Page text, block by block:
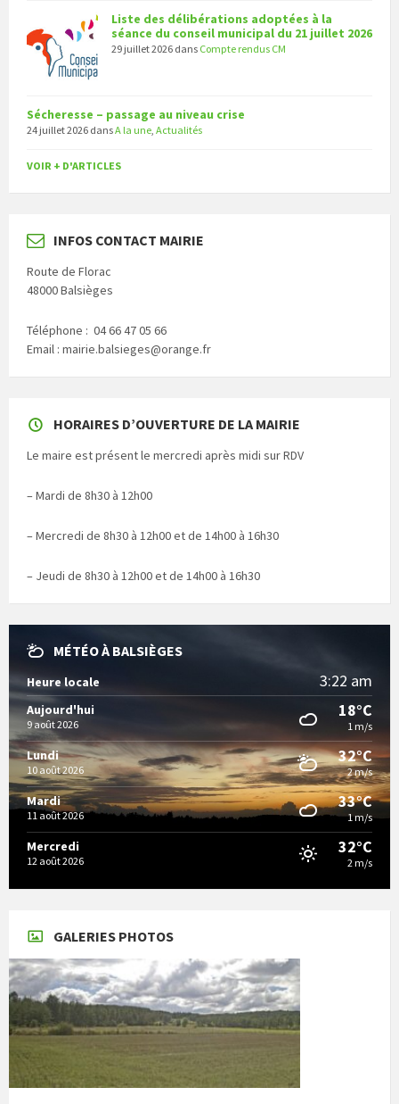
Liste des délibérations adoptées à la
séance du conseil municipal du 21 juillet 2026
29 juillet 2026 dans Compte rendus CM
Sécheresse – passage au niveau crise
24 juillet 2026 dansA la une Actualités
VOIR + D'ARTICLES
INFOS CONTACT MAIRIE
Route de Florac
48000 Balsièges
Téléphone : 04 66 47 05 66
Email : mairie.balsieges@orange.fr
HORAIRES D’OUVERTURE DE LA MAIRIE
Le maire est présent le mercredi après midi sur RDV
– Mardi de 8h30 à 12h00
– Mercredi de 8h30 à 12h00 et de 14h00 à 16h30
– Jeudi de 8h30 à 12h00 et de 14h00 à 16h30
MÉTÉO À BALSIÈGES
Heure locale 3:22 am
Aujourd'hui
9 août 2026
18°C
1 m/s
Lundi
10 août 2026
32°C
2 m/s
Mardi
11 août 2026
33°C
1 m/s
Mercredi
12 août 2026
32°C
2 m/s
GALERIES PHOTOS